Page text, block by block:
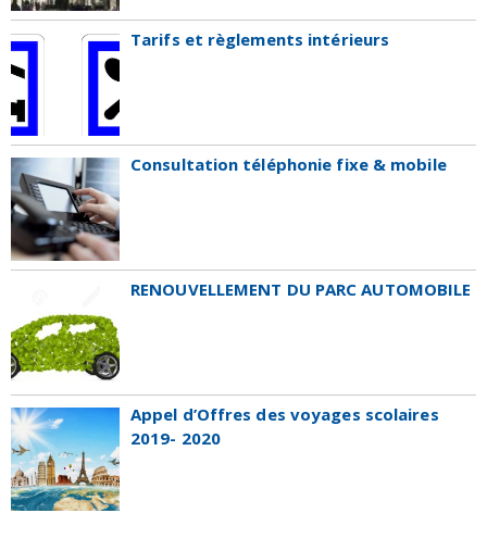
Tarifs et règlements intérieurs
Consultation téléphonie fixe & mobile
RENOUVELLEMENT DU PARC AUTOMOBILE
Appel d’Offres des voyages scolaires
2019- 2020